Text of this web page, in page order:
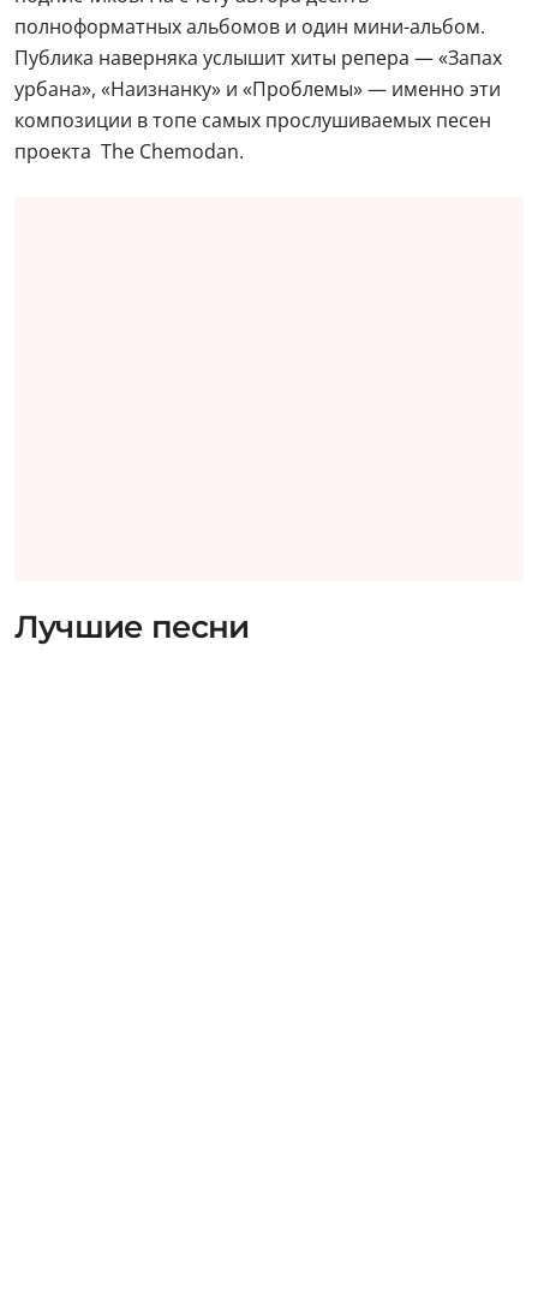
полноформатных альбомов и один мини-альбом.
Публика наверняка услышит хиты репера — «Запах
урбана», «Наизнанку» и «Проблемы» — именно эти
композиции в топе самых прослушиваемых песен
проекта The Chemodan.
Лучшие песни